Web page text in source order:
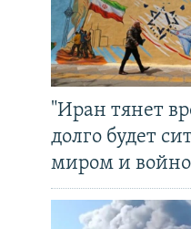
"Иран тянет
долго будет
миром и